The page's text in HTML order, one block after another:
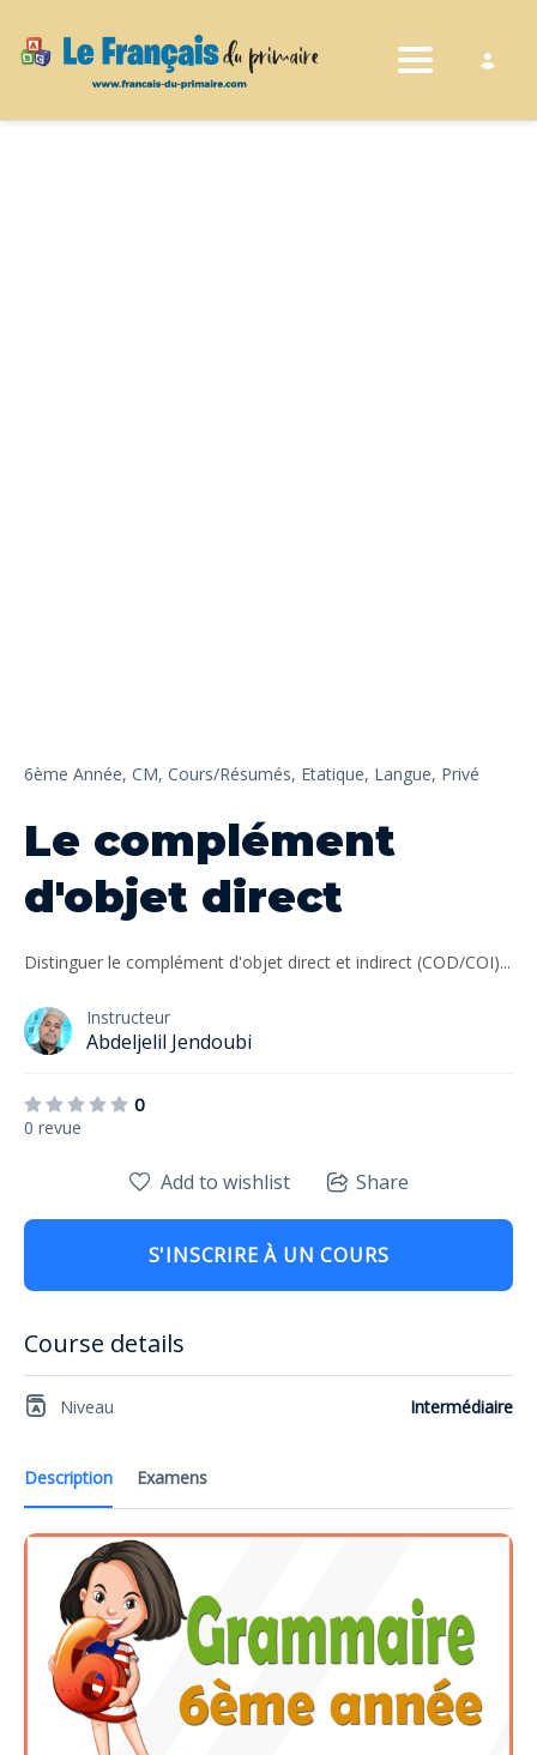
Toggle
6ème Année, CM, Cours/Résumés, Etatique, Langue, Privé
Le complément
d'objet direct
Distinguer le complément d'objet direct et indirect (COD/COI)...
Instructeur
Abdeljelil Jendoubi
0
0 revue
Description Examens
Add to wishlist Share
S'INSCRIRE À UN COURS
Course details
Niveau Intermédiaire